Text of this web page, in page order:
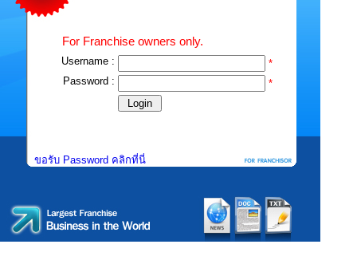
For Franchise owners only.
Username :
*
Password :
*
ขอรับ Password คลิกที่นี่